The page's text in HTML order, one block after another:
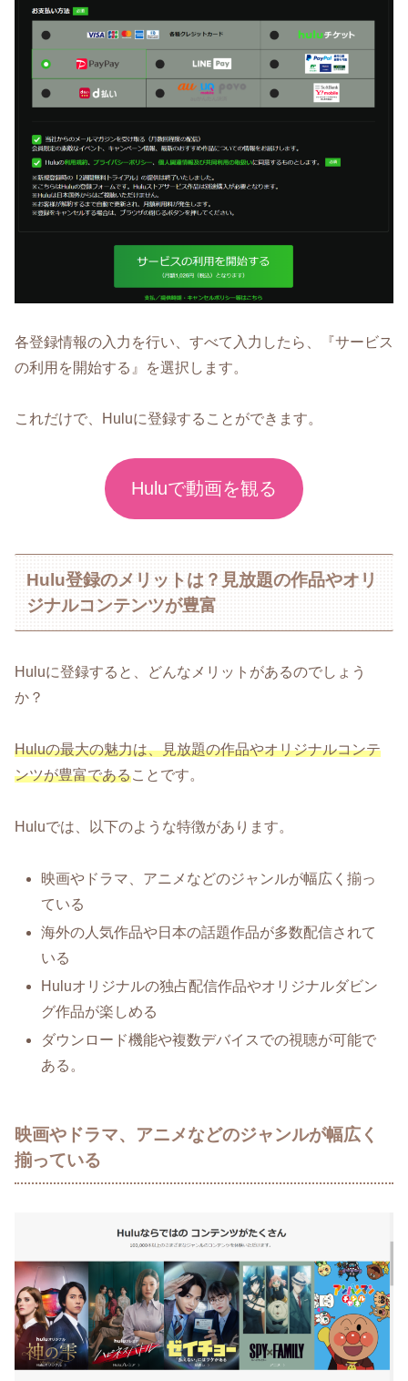
各登録情報の入力を行い、すべて入力したら、『サービス
の利用を開始する』を選択します。
これだけで、Huluに登録することができます。
Huluで動画を観る
Hulu登録のメリットは？見放題の作品やオリ
ジナルコンテンツが豊富
Huluに登録すると、どんなメリットがあるのでしょう
か？
Huluの最大の魅力は、見放題の作品やオリジナルコンテ
ンツが豊富であることです。
Huluでは、以下のような特徴があります。
映画やドラマ、アニメなどのジャンルが幅広く揃っ
ている
海外の人気作品や日本の話題作品が多数配信されて
いる
Huluオリジナルの独占配信作品やオリジナルダビン
グ作品が楽しめる
ダウンロード機能や複数デバイスでの視聴が可能で
ある。
映画やドラマ、アニメなどのジャンルが幅広く
揃っている